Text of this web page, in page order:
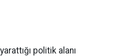
politik alanı